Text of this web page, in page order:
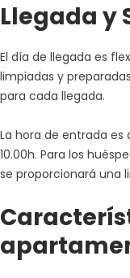
Llegada y
El día de llegada es
limpiadas y
para cada llegada.
La hora de entrada es
10.00h. Para los
se proporcionará una